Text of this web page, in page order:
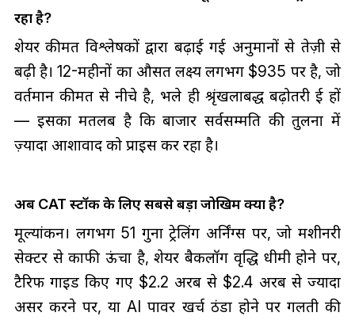
रहा है?
शेयर कीमत विश्लेषकों द्वारा बढ़ाई गई अनुमानों से तेज़ी से
बढ़ी है। 12-महीनों का औसत लक्ष्य लगभग $935 पर है, जो
वर्तमान कीमत से नीचे है, भले ही श्रृंखलाबद्ध बढ़ोतरी हुई हों
— इसका मतलब है कि बाजार सर्वसम्मति की तुलना में
ज़्यादा आशावाद को प्राइस कर रहा है।
अब CAT स्टॉक के लिए सबसे बड़ा जोखिम क्या है?
मूल्यांकन। लगभग 51 गुना ट्रेलिंग अर्निंग्स पर, जो मशीनरी
सेक्टर से काफी ऊंचा है, शेयर बैकलॉग वृद्धि धीमी होने पर,
टैरिफ गाइड किए गए $2.2 अरब से $2.4 अरब से ज्यादा
असर करने पर, या AI पावर खर्च ठंडा होने पर गलती की